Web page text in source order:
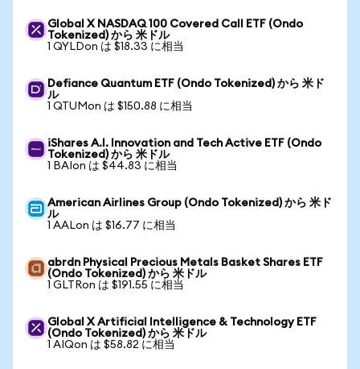
Global X NASDAQ 100 Covered Call ETF (Ondo
Tokenized) から 米ドル
1 QYLDon は $18.33 に相当
Defiance Quantum ETF (Ondo Tokenized) から 米ド
ル
1 QTUMon は $150.88 に相当
iShares A.I. Innovation and Tech Active ETF (Ondo
Tokenized) から 米ドル
1 BAIon は $44.83 に相当
American Airlines Group (Ondo Tokenized) から 米ド
ル
1 AALon は $16.77 に相当
abrdn Physical Precious Metals Basket Shares ETF
(Ondo Tokenized) から 米ドル
1 GLTRon は $191.55 に相当
Global X Artificial Intelligence & Technology ETF
(Ondo Tokenized) から 米ドル
1 AIQon は $58.82 に相当